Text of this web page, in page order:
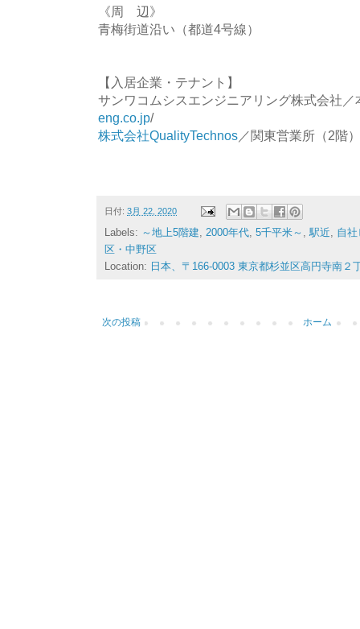
《周 辺》
青梅街道沿い（都道4号線）
【入居企業・テナント】
サンワコムシスエンジニアリング株式会社
eng.co.jp/
株式会社QualityTechnos ／関東営業所（2階）
日付: 3月 22, 2020
Labels: ～地上5階建, 2000年代, 5千平米～ ,駅近, 自
区・中野区
Location: 日本、〒166-0003 東京都杉並区高円寺南２
次の投稿 ホーム